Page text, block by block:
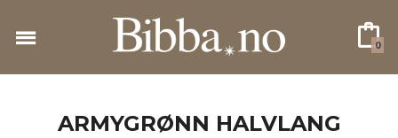
0
ARMYGRØNN HALVLANG